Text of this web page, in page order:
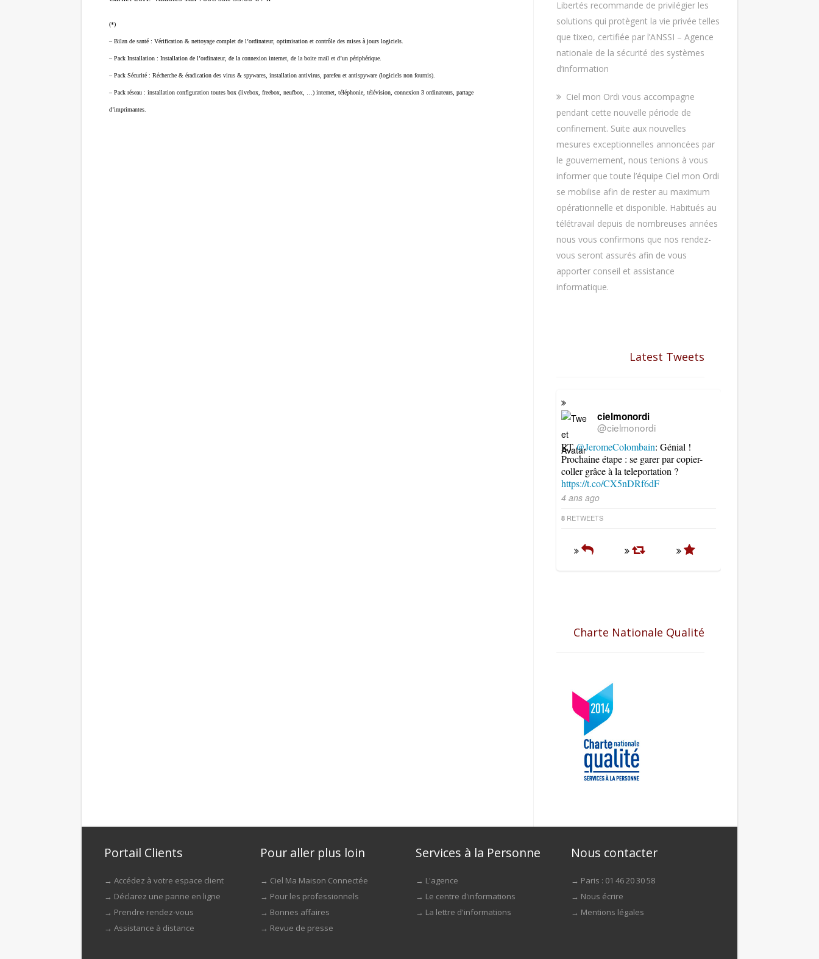
(*)
– Bilan de santé : Vérification & nettoyage complet de l’ordinateur, optimisation et contrôle des mises à jours logiciels.
– Pack Installation : Installation de l’ordinateur, de la connexion internet, de la boite mail et d’un périphérique.
– Pack Sécurité : Récherche & éradication des virus & spywares, installation antivirus, parefeu et antispyware (logiciels non fournis).
– Pack réseau : installation configuration toutes box (livebox, freebox, neufbox, …) internet, téléphonie, télévision, connexion 3 ordinateurs, partage
d’imprimantes.
Libertés recommande de privilégier les
solutions qui protègent la vie privée telles
que tixeo, certifiée par l’ANSSI – Agence
nationale de la sécurité des systèmes
d’information
Ciel mon Ordi vous accompagne
pendant cette nouvelle période de
confinement. Suite aux nouvelles
mesures exceptionnelles annoncées par
le gouvernement, nous tenions à vous
informer que toute l’équipe Ciel mon Ordi
se mobilise afin de rester au maximum
opérationnelle et disponible. Habitués au
télétravail depuis de nombreuses années
nous vous confirmons que nos rendez-
vous seront assurés afin de vous
apporter conseil et assistance
informatique.
Latest Tweets
cielmonordi
@cielmonordi
RT@JeromeColombain: Génial !
Prochaine étape : se garer par copier-
coller grâce à la teleportation ?
https://t.co/CX5nDRf6dF
4 ans ago
8 RETWEETS
Charte Nationale Qualité
Portail Clients
→Accédez à votre espace client
→ Déclarez une panne en ligne
→ Prendre rendez-vous
→Assistance à distance
Pour aller plus loin
→ Ciel Ma Maison Connectée
→ Pour les professionnels
→ Bonnes affaires
→ Revue de presse
Services à la Personne
→ L'agence
→ Le centre d'informations
→ La lettre d'informations
Nous contacter
→ Paris : 01 46 20 30 58
→ Nous écrire
→ Mentions légales